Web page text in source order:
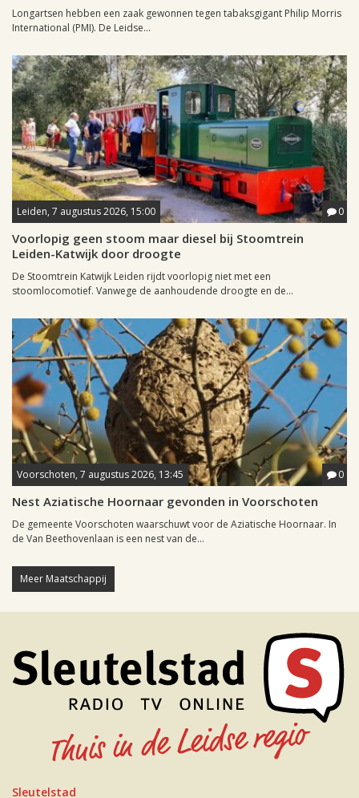
Longartsen hebben een zaak gewonnen tegen tabaksgigant Philip Morris
International (PMI). De Leidse...
Leiden, 7 augustus 2026, 15:00 0
Voorlopig geen stoom maar diesel bij Stoomtrein
Leiden-Katwijk door droogte
De Stoomtrein Katwijk Leiden rijdt voorlopig niet met een
stoomlocomotief. Vanwege de aanhoudende droogte en de...
Voorschoten, 7 augustus 2026, 13:45 0
Nest Aziatische Hoornaar gevonden in Voorschoten
De gemeente Voorschoten waarschuwt voor de Aziatische Hoornaar. In
de Van Beethovenlaan is een nest van de...
Meer Maatschappij
Sleutelstad